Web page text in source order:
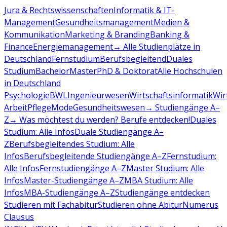
Jura & RechtswissenschaftenInformatik & IT-
ManagementGesundheitsmanagementMedien &
KommunikationMarketing & BrandingBanking &
FinanceEnergiemanagement→ Alle Studienplätze in
DeutschlandFernstudiumBerufsbegleitendDuales
StudiumBachelorMasterPhD & DoktoratAlle Hochschulen
in Deutschland
PsychologieBWLIngenieurwesenWirtschaftsinformatik
ArbeitPflegeModeGesundheitswesen→ Studiengänge A–
Z→ Was möchtest du werden? Berufe entdecken!Duales
Studium: Alle InfosDuale Studiengänge A–
ZBerufsbegleitendes Studium: Alle
InfosBerufsbegleitende Studiengänge A–ZFernstudium:
Alle InfosFernstudiengänge A–ZMaster Studium: Alle
InfosMaster-Studiengänge A–ZMBA Studium: Alle
InfosMBA-Studiengänge A–ZStudiengänge entdecken
Studieren mit FachabiturStudieren ohne AbiturNumerus
Clausus